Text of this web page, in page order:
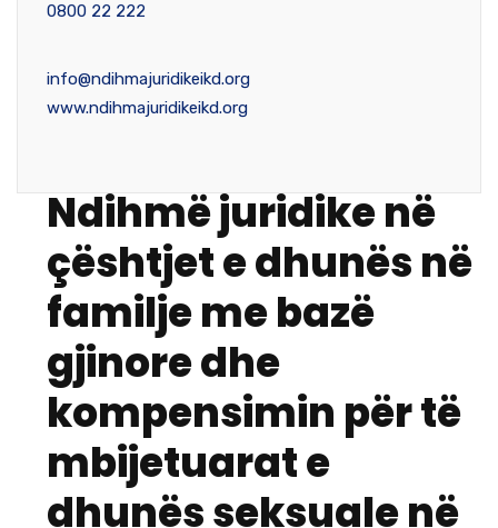
0800 22 222
info@ndihmajuridikeikd.org
www.ndihmajuridikeikd.org
Ndihmë juridike në
çështjet e dhunës në
familje me bazë
gjinore dhe
kompensimin për të
mbijetuarat e
dhunës seksuale në